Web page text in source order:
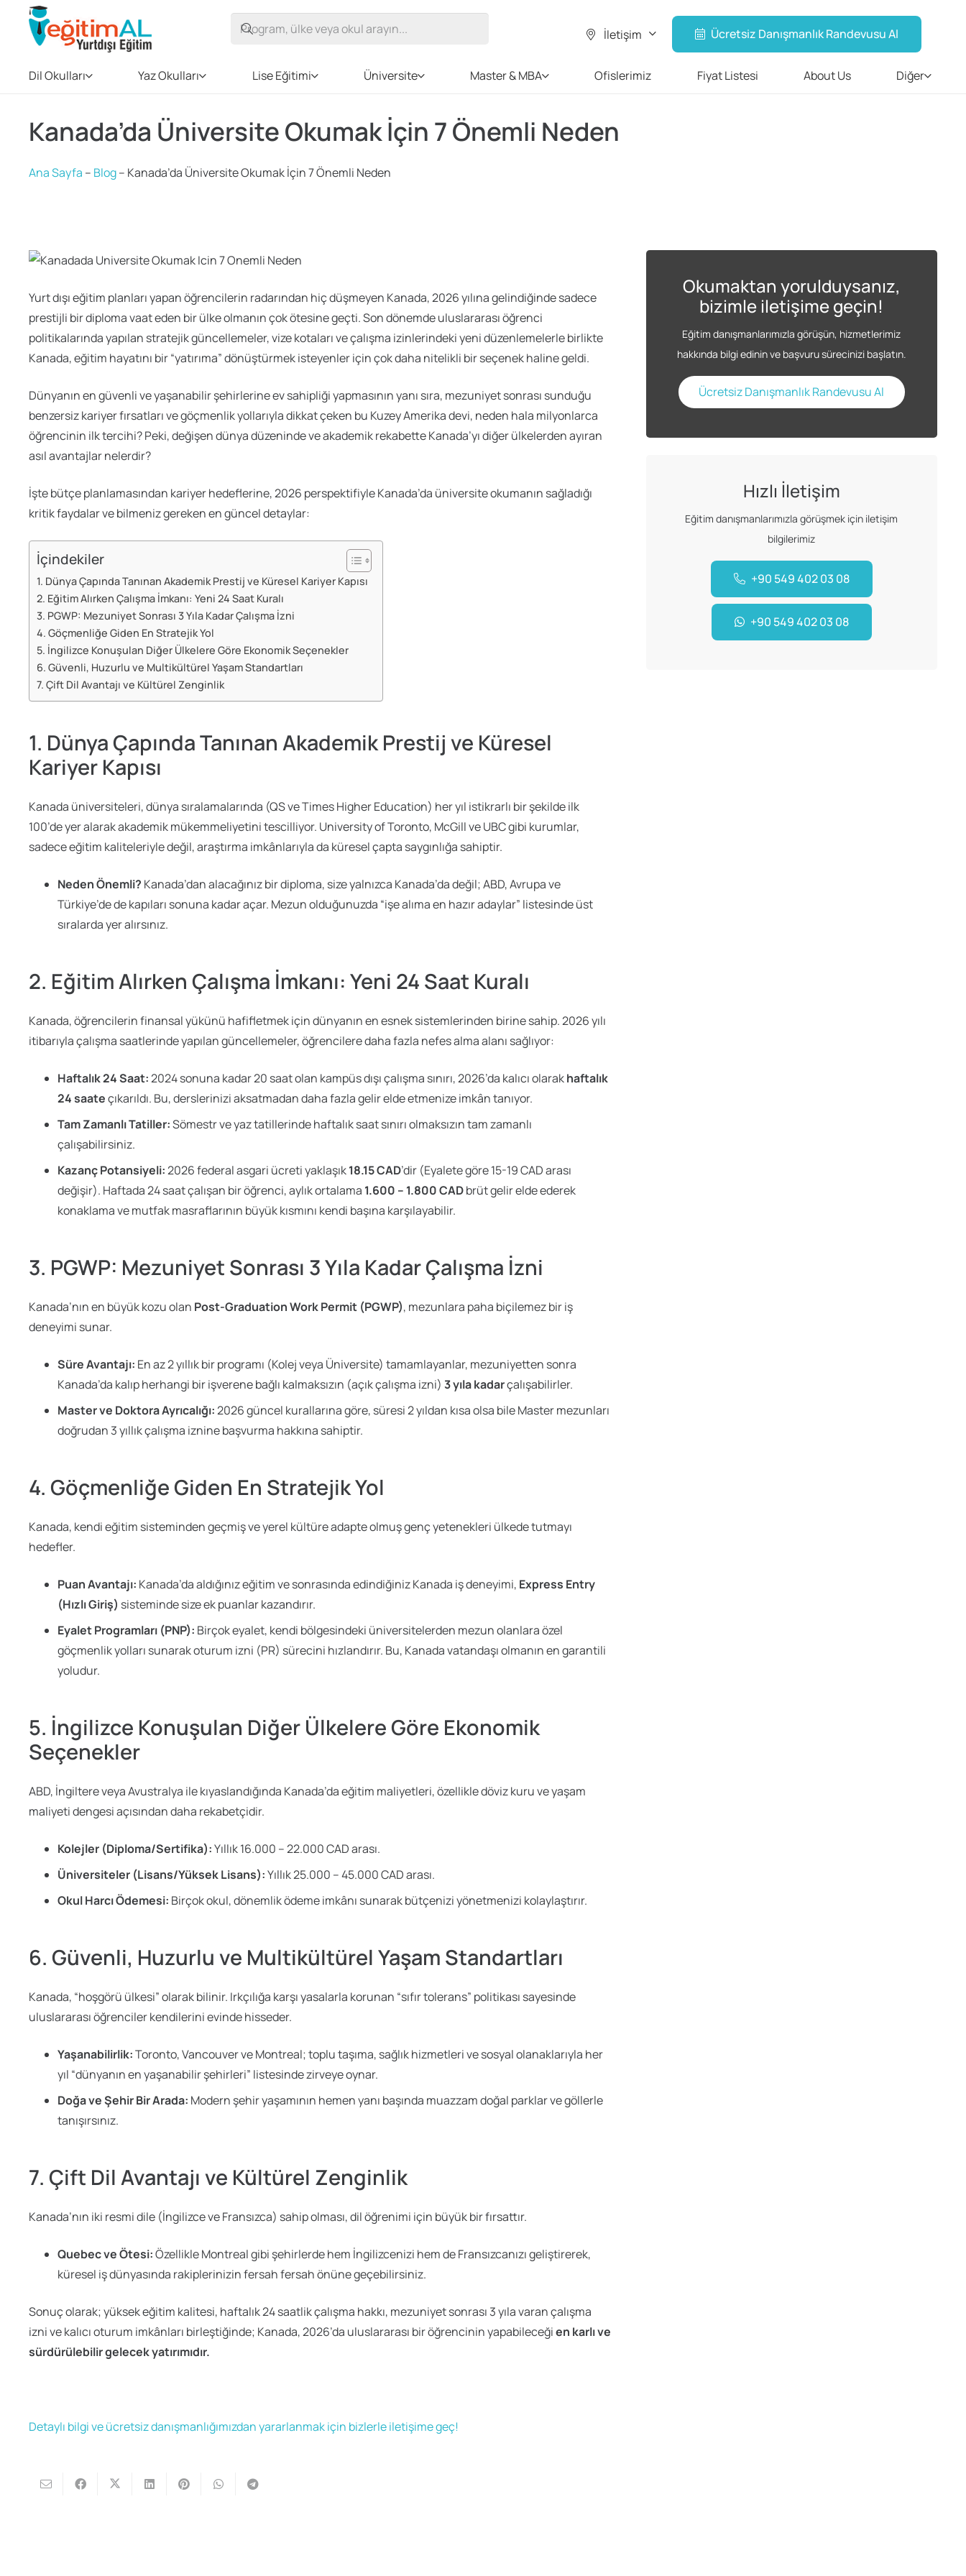
İletişim Ücretsiz Danışmanlık Randevusu Al
Dil Okulları Yaz Okulları Lise Eğitimi Üniversite Master & MBA Ofislerimiz Fiyat Listesi About Us Diğer
Kanada’da Üniversite Okumak İçin 7 Önemli Neden
Ana Sayfa – Blog– Kanada’da Üniversite Okumak İçin 7 Önemli Neden
Yurt dışı eğitim planları yapan öğrencilerin radarından hiç düşmeyen Kanada, 2026 yılına gelindiğinde sadece
prestijli bir diploma vaat eden bir ülke olmanın çok ötesine geçti. Son dönemde uluslararası öğrenci
politikalarında yapılan stratejik güncellemeler, vize kotaları ve çalışma izinlerindeki yeni düzenlemelerle birlikte
Kanada, eğitim hayatını bir “yatırıma” dönüştürmek isteyenler için çok daha nitelikli bir seçenek haline geldi.
Dünyanın en güvenli ve yaşanabilir şehirlerine ev sahipliği yapmasının yanı sıra, mezuniyet sonrası sunduğu
benzersiz kariyer fırsatları ve göçmenlik yollarıyla dikkat çeken bu Kuzey Amerika devi, neden hala milyonlarca
öğrencinin ilk tercihi? Peki, değişen dünya düzeninde ve akademik rekabette Kanada’yı diğer ülkelerden ayıran
asıl avantajlar nelerdir?
İşte bütçe planlamasından kariyer hedeflerine, 2026 perspektifiyle Kanada’da üniversite okumanın sağladığı
kritik faydalar ve bilmeniz gereken en güncel detaylar:
İçindekiler
1. Dünya Çapında Tanınan Akademik Prestij ve Küresel Kariyer Kapısı
2. Eğitim Alırken Çalışma İmkanı: Yeni 24 Saat Kuralı
3. PGWP: Mezuniyet Sonrası 3 Yıla Kadar Çalışma İzni
4. Göçmenliğe Giden En Stratejik Yol
5. İngilizce Konuşulan Diğer Ülkelere Göre Ekonomik Seçenekler
6. Güvenli, Huzurlu ve Multikültürel Yaşam Standartları
7. Çift Dil Avantajı ve Kültürel Zenginlik
1. Dünya Çapında Tanınan Akademik Prestij ve Küresel
Kariyer Kapısı
Kanada üniversiteleri, dünya sıralamalarında (QS ve Times Higher Education) her yıl istikrarlı bir şekilde ilk
100’de yer alarak akademik mükemmeliyetini tescilliyor. University of Toronto, McGill ve UBC gibi kurumlar,
sadece eğitim kaliteleriyle değil, araştırma imkânlarıyla da küresel çapta saygınlığa sahiptir.
Neden Önemli? Kanada’dan alacağınız bir diploma, size yalnızca Kanada’da değil; ABD, Avrupa ve
Türkiye’de de kapıları sonuna kadar açar. Mezun olduğunuzda “işe alıma en hazır adaylar” listesinde üst
sıralarda yer alırsınız.
2. Eğitim Alırken Çalışma İmkanı: Yeni 24 Saat Kuralı
Kanada, öğrencilerin finansal yükünü hafifletmek için dünyanın en esnek sistemlerinden birine sahip. 2026 yılı
itibarıyla çalışma saatlerinde yapılan güncellemeler, öğrencilere daha fazla nefes alma alanı sağlıyor:
Haftalık 24 Saat:2024 sonuna kadar 20 saat olan kampüs dışı çalışma sınırı, 2026’da kalıcı olarakhaftalık
24 saateçıkarıldı. Bu, derslerinizi aksatmadan daha fazla gelir elde etmenize imkân tanıyor.
Tam Zamanlı Tatiller:Sömestr ve yaz tatillerinde haftalık saat sınırı olmaksızın tam zamanlı
çalışabilirsiniz.
Kazanç Potansiyeli:2026 federal asgari ücreti yaklaşık18.15 CAD’dir (Eyalete göre 15-19 CAD arası
değişir). Haftada 24 saat çalışan bir öğrenci, aylık ortalama 1.600 – 1.800 CADbrüt gelir elde ederek
konaklama ve mutfak masraflarının büyük kısmını kendi başına karşılayabilir.
3. PGWP: Mezuniyet Sonrası 3 Yıla Kadar Çalışma İzni
Kanada’nın en büyük kozu olan Post-Graduation Work Permit (PGWP), mezunlara paha biçilemez bir iş
deneyimi sunar.
Süre Avantajı: En az 2 yıllık bir programı (Kolej veya Üniversite) tamamlayanlar, mezuniyetten sonra
Kanada’da kalıp herhangi bir işverene bağlı kalmaksızın (açık çalışma izni) 3 yıla kadarçalışabilirler.
Master ve Doktora Ayrıcalığı:2026 güncel kurallarına göre, süresi 2 yıldan kısa olsa bile Master mezunları
doğrudan 3 yıllık çalışma iznine başvurma hakkına sahiptir.
4. Göçmenliğe Giden En Stratejik Yol
Kanada, kendi eğitim sisteminden geçmiş ve yerel kültüre adapte olmuş genç yetenekleri ülkede tutmayı
hedefler.
Puan Avantajı: Kanada’da aldığınız eğitim ve sonrasında edindiğiniz Kanada iş deneyimi, Express Entry
(Hızlı Giriş) sisteminde size ek puanlar kazandırır.
Eyalet Programları (PNP): Birçok eyalet, kendi bölgesindeki üniversitelerden mezun olanlara özel
göçmenlik yolları sunarak oturum izni (PR) sürecini hızlandırır. Bu, Kanada vatandaşı olmanın en garantili
yoludur.
5. İngilizce Konuşulan Diğer Ülkelere Göre Ekonomik
Seçenekler
ABD, İngiltere veya Avustralya ile kıyaslandığında Kanada’da eğitim maliyetleri, özellikle döviz kuru ve yaşam
maliyeti dengesi açısından daha rekabetçidir.
Kolejler (Diploma/Sertifika):Yıllık 16.000 – 22.000 CAD arası.
Üniversiteler (Lisans/Yüksek Lisans):Yıllık 25.000 – 45.000 CAD arası.
Okul Harcı Ödemesi: Birçok okul, dönemlik ödeme imkânı sunarak bütçenizi yönetmenizi kolaylaştırır.
6. Güvenli, Huzurlu ve Multikültürel Yaşam Standartları
Kanada, “hoşgörü ülkesi” olarak bilinir. Irkçılığa karşı yasalarla korunan “sıfır tolerans” politikası sayesinde
uluslararası öğrenciler kendilerini evinde hisseder.
Yaşanabilirlik:Toronto, Vancouver ve Montreal; toplu taşıma, sağlık hizmetleri ve sosyal olanaklarıyla her
yıl “dünyanın en yaşanabilir şehirleri” listesinde zirveye oynar.
Doğa ve Şehir Bir Arada: Modern şehir yaşamının hemen yanı başında muazzam doğal parklar ve göllerle
tanışırsınız.
7. Çift Dil Avantajı ve Kültürel Zenginlik
Kanada’nın iki resmi dile (İngilizce ve Fransızca) sahip olması, dil öğrenimi için büyük bir fırsattır.
Quebec ve Ötesi:Özellikle Montreal gibi şehirlerde hem İngilizcenizi hem de Fransızcanızı geliştirerek,
küresel iş dünyasında rakiplerinizin fersah fersah önüne geçebilirsiniz.
Sonuç olarak; yüksek eğitim kalitesi, haftalık 24 saatlik çalışma hakkı, mezuniyet sonrası 3 yıla varan çalışma
izni ve kalıcı oturum imkânları birleştiğinde; Kanada, 2026’da uluslararası bir öğrencinin yapabileceğien karlı ve
sürdürülebilir gelecek yatırımıdır.
Detaylı bilgi ve ücretsiz danışmanlığımızdan yararlanmak için bizlerle iletişime geç!
Okumaktan yorulduysanız,
bizimle iletişime geçin!
Eğitim danışmanlarımızla görüşün, hizmetlerimiz
hakkında bilgi edinin ve başvuru sürecinizi başlatın.
Ücretsiz Danışmanlık Randevusu Al
Hızlı İletişim
Eğitim danışmanlarımızla görüşmek için iletişim
bilgilerimiz
+90 549 402 03 08
+90 549 402 03 08